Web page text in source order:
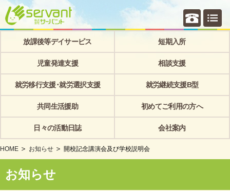
個別相
放課後等デイサービス 短期入所
児童発達支援 相談支援
就労移行支援･就労選択支援 就労継続支援B型
共同生活援助 初めてご利用の方へ
日々の活動日誌 会社案内
HOME お知らせ 開校記念講演会及び学校説明会
お知らせ